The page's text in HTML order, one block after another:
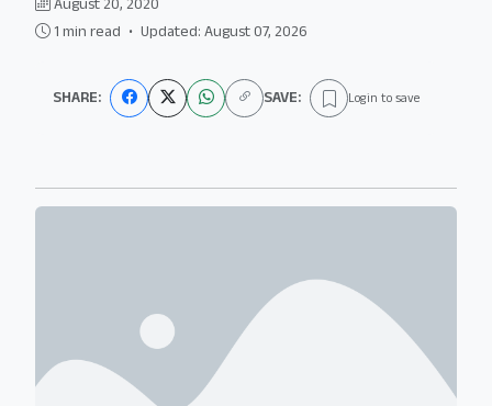
August 20, 2020
1 min read • Updated: August 07, 2026
SHARE: SAVE: Login to save